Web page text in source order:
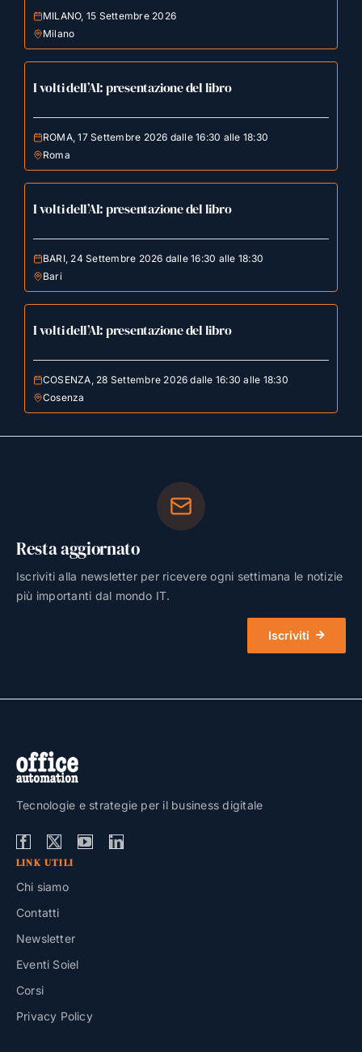
MILANO, 15 Settembre 2026
Milano
I volti dell’AI: presentazione del libro
ROMA, 17 Settembre 2026 dalle 16:30 alle 18:30
Roma
I volti dell’AI: presentazione del libro
BARI, 24 Settembre 2026 dalle 16:30 alle 18:30
Bari
I volti dell’AI: presentazione del libro
COSENZA, 28 Settembre 2026 dalle 16:30 alle 18:30
Cosenza
Resta aggiornato
Iscriviti alla newsletter per ricevere ogni settimana le notizie
più importanti dal mondo IT.
Iscriviti
Tecnologie e strategie per il business digitale
LINK UTILI
Chi siamo
Contatti
Newsletter
Eventi Soiel
Corsi
Privacy Policy